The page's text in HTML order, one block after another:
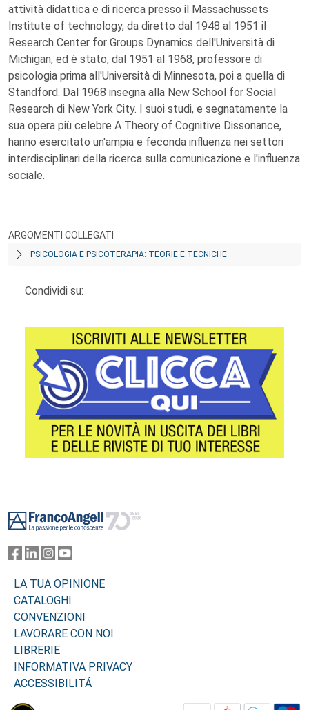
attività didattica e di ricerca presso il Massachussets
Institute of technology, da diretto dal 1948 al 1951 il
Research Center for Groups Dynamics dell'Università di
Michigan, ed è stato, dal 1951 al 1968, professore di
psicologia prima all'Università di Minnesota, poi a quella di
Standford. Dal 1968 insegna alla New School for Social
Research di New York City. I suoi studi, e segnatamente la
sua opera più celebre A Theory of Cognitive Dissonance,
hanno esercitato un'ampia e feconda influenza nei settori
interdisciplinari della ricerca sulla comunicazione e l'influenza
sociale.
ARGOMENTI COLLEGATI
PSICOLOGIA E PSICOTERAPIA: TEORIE E TECNICHE
Condividi su:
LA TUA OPINIONE
CATALOGHI
CONVENZIONI
LAVORARE CON NOI
LIBRERIE
INFORMATIVA PRIVACY
ACCESSIBILITÁ